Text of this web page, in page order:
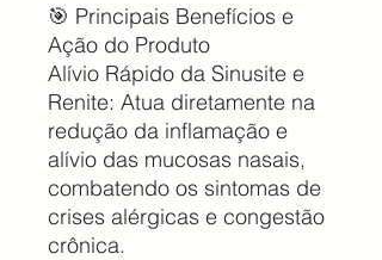
🎯 Principais Benefícios e
Ação do Produto
Alívio Rápido da Sinusite e
Renite: Atua diretamente na
redução da inflamação e
alívio das mucosas nasais,
combatendo os sintomas de
crises alérgicas e congestão
crônica.